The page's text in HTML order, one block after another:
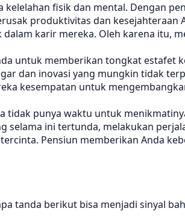
fisik dan mental. Dengan
produktivitas dan
karir mereka. Oleh karena itu,
untuk memberikan tongkat estafet
dan inovasi yang mungkin tidak
kesempatan untuk
tidak punya waktu untuk
ini tertunda, melakukan
Pensiun memberikan Anda
tanda berikut bisa menjadi sinyal